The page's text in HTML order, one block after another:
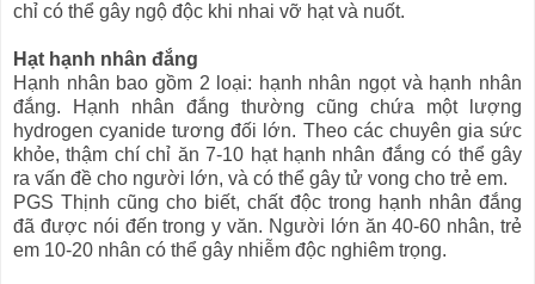
chỉ có thể gây ngộ độc khi nhai vỡ hạt và nuốt.
Hạt hạnh nhân đắng
Hạnh nhân bao gồm 2 loại: hạnh nhân ngọt và hạnh nhân
đắng. Hạnh nhân đắng thường cũng chứa một lượng
hydrogen cyanide tương đối lớn. Theo các chuyên gia sức
khỏe, thậm chí chỉ ăn 7-10 hạt hạnh nhân đắng có thể gây
ra vấn đề cho người lớn, và có thể gây tử vong cho trẻ em.
PGS Thịnh cũng cho biết, chất độc trong hạnh nhân đắng
đã được nói đến trong y văn. Người lớn ăn 40-60 nhân, trẻ
em 10-20 nhân có thể gây nhiễm độc nghiêm trọng.